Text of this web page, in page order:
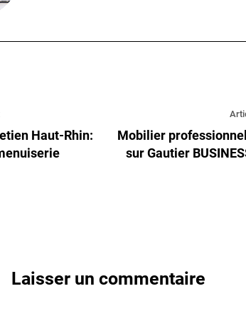
Haut-Rhin:
Mobilier
sur Gautier
Laisser un commentaire